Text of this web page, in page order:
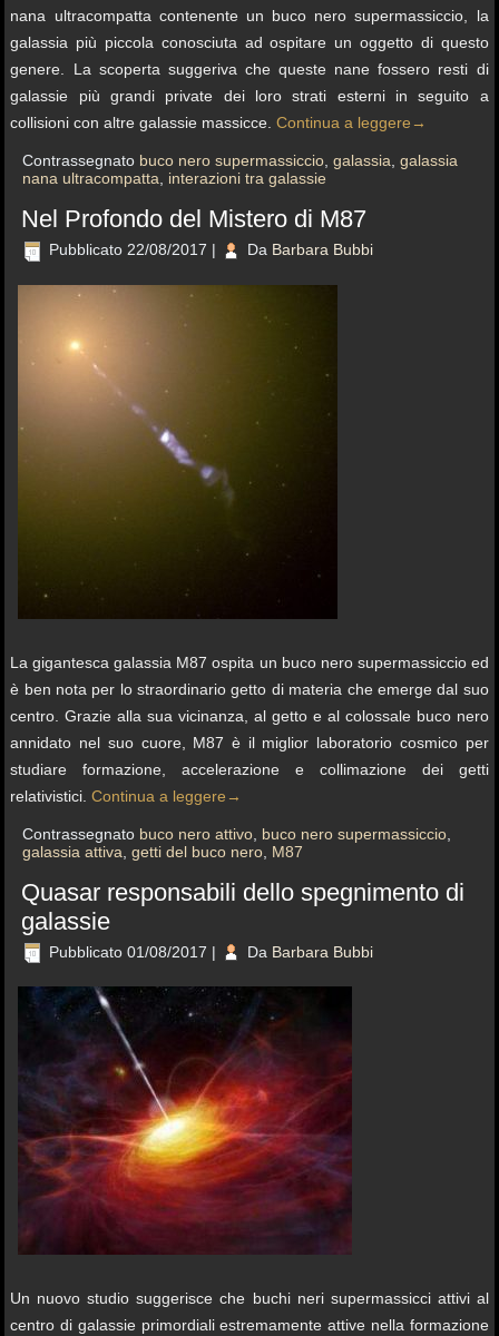
nana ultracompatta contenente un buco nero supermassiccio, la
galassia più piccola conosciuta ad ospitare un oggetto di questo
genere. La scoperta suggeriva che queste nane fossero resti di
galassie più grandi private dei loro strati esterni in seguito a
collisioni con altre galassie massicce.Continua a leggere →
Contrassegnato buco nero supermassiccio,galassia,galassia
nana ultracompatta, interazioni tra galassie
Nel Profondo del Mistero di M87
Pubblicato 22/08/2017 | Da Barbara Bubbi
La gigantesca galassia M87 ospita un buco nero supermassiccio ed
è ben nota per lo straordinario getto di materia che emerge dal suo
centro. Grazie alla sua vicinanza, al getto e al colossale buco nero
annidato nel suo cuore, M87 è il miglior laboratorio cosmico per
studiare formazione, accelerazione e collimazione dei getti
relativistici.Continua a leggere →
Contrassegnato buco nero attivo buco nero supermassiccio
galassia attiva ,getti del buco nero M87
Quasar responsabili dello spegnimento di
galassie
Pubblicato 01/08/2017 | Da Barbara Bubbi
Un nuovo studio suggerisce che buchi neri supermassicci attivi al
centro di galassie primordiali estremamente attive nella formazione